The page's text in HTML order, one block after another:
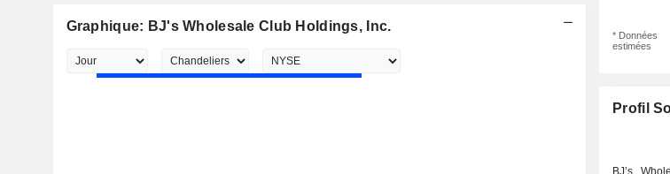
Graphique: BJ's Wholesale Club Holdings, Inc.
* Données
estimées
Profil
BJ’s